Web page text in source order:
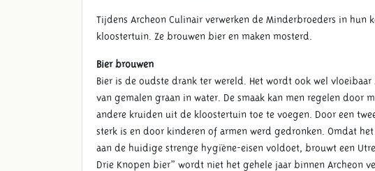
Tijdens Archeon Culinair verwerken de Minderbroeders in hun
kloostertuin. Ze brouwen bier en maken mosterd.
Bier brouwen
Bier is de oudste drank ter wereld. Het wordt ook wel
van gemalen graan in water. De smaak kan men regelen door
andere kruiden uit de kloostertuin toe te voegen. Door een
sterk is en door kinderen of armen werd gedronken. Omdat
aan de huidige strenge hygiëne-eisen voldoet, brouwt een
Drie Knopen bier” wordt niet het gehele jaar binnen Archeon